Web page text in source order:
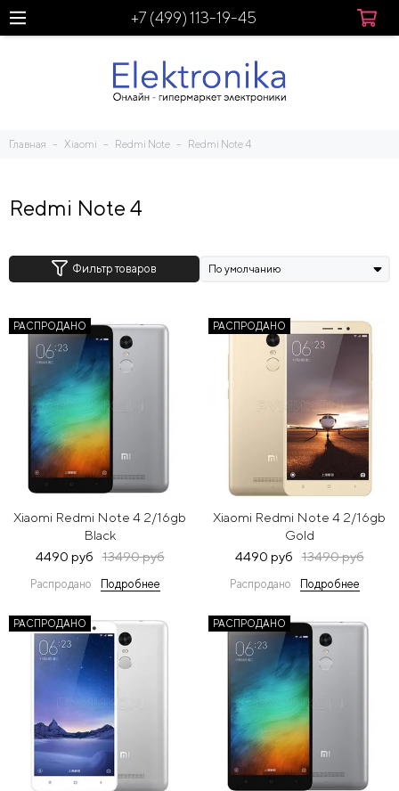
+7 (499) 113-19-45
Главная Xiaomi Redmi Note Redmi Note 4
Redmi Note 4
Фильтр товаров
РАСПРОДАНО
Xiaomi Redmi Note 4 2/16gb
Black
4490 руб
13490 руб
Распродано Подробнее
РАСПРОДАНО
Xiaomi Redmi Note 4 2/16gb
Gold
4490 руб
13490 руб
Распродано Подробнее
РАСПРОДАНО РАСПРОДАНО